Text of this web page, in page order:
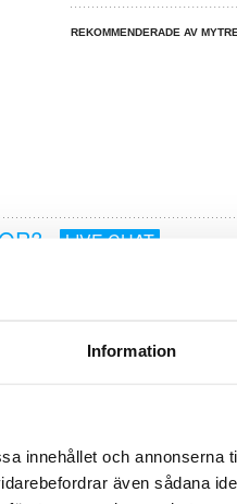
Information
innehållet och annonserna
även sådana
REKOMMENDERADE AV
LIVE CHAT
och fodralet är lätt att hantera. Det
ta av, ger fri åtkomst till laddningsporten
enkelt att fästa fodralet på en ryggsäck,